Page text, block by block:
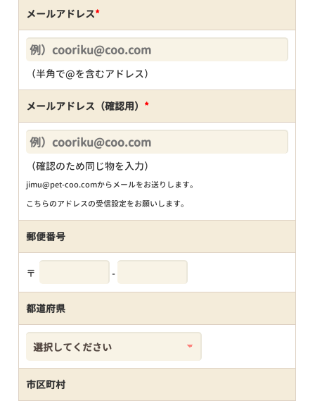
メールアドレス*
（半角で@を含むアドレス）
メールアドレス（確認用） *
（確認のため同じ物を入力）
jimu@pet-coo.comからメールをお送りします。
こちらのアドレスの受信設定をお願いします。
郵便番号
〒 -
都道府県
市区町村